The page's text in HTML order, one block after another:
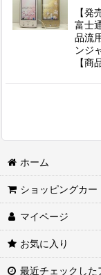
【
富士
品流
ンジ
【
ホーム
ショッピングカー
マイページ
お気に入り
最近チェックした